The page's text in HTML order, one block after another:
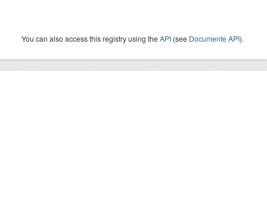
You can also access this registry using theAPI (see Documente API).